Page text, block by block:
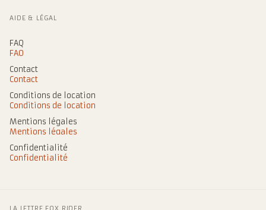
AIDE & LÉGAL
FAQ
FAQ
Contact
Contact
Conditions de location
Conditions de location
Mentions légales
Mentions légales
Confidentialité
Confidentialité